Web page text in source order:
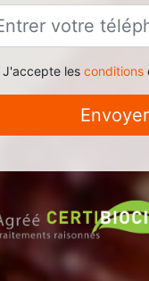
J'accepte les conditions
Envoyer